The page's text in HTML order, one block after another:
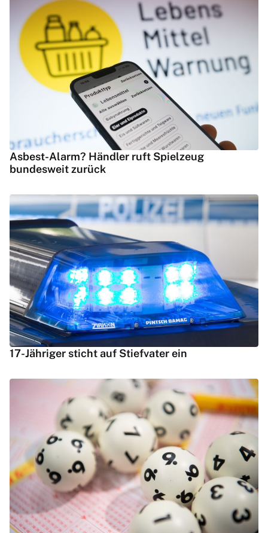
Asbest-Alarm? Händler ruft Spielzeug
bundesweit zurück
17-Jähriger sticht auf Stiefvater ein